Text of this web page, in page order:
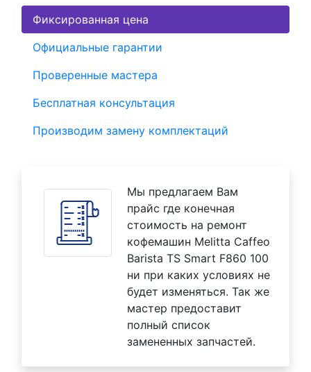
Фиксированная цена
Официальные гарантии
Проверенные мастера
Бесплатная консультация
Производим замену комплектаций
Мы предлагаем Вам
прайс где конечная
стоимость на ремонт
кофемашин Melitta Caffeo
Barista TS Smart F860 100
ни при каких условиях не
будет изменяться. Так же
мастер предоставит
полный список
замененных запчастей.